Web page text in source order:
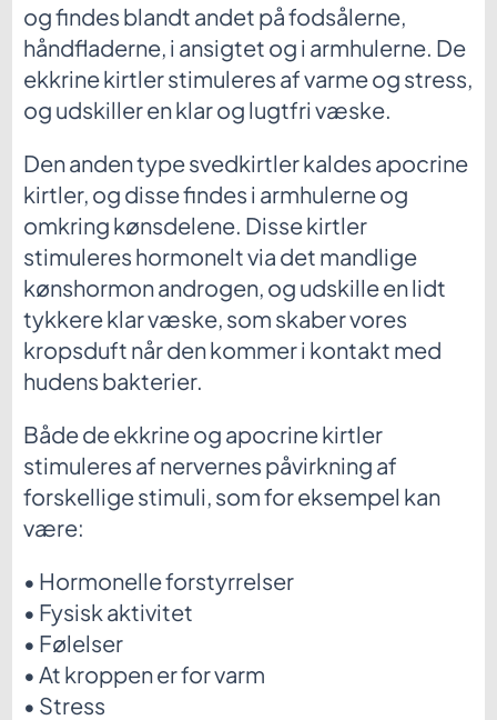
og findes blandt andet på fodsålerne,
håndfladerne, i ansigtet og i armhulerne. De
ekkrine kirtler stimuleres af varme og stress,
og udskiller en klar og lugtfri væske.
Den anden type svedkirtler kaldes apocrine
kirtler, og disse findes i armhulerne og
omkring kønsdelene. Disse kirtler
stimuleres hormonelt via det mandlige
kønshormon androgen, og udskille en lidt
tykkere klar væske, som skaber vores
kropsduft når den kommer i kontakt med
hudens bakterier.
Både de ekkrine og apocrine kirtler
stimuleres af nervernes påvirkning af
forskellige stimuli, som for eksempel kan
være:
• Hormonelle forstyrrelser
• Fysisk aktivitet
• Følelser
• At kroppen er for varm
• Stress